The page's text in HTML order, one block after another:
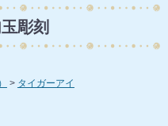
彫刻
タイガーアイ